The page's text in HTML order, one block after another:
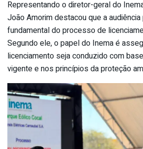
Representando o diretor-geral do
João Amorim destacou que a
fundamental do processo de
Segundo ele, o papel do Inema é
licenciamento seja conduzido com
vigente e nos princípios da proteção